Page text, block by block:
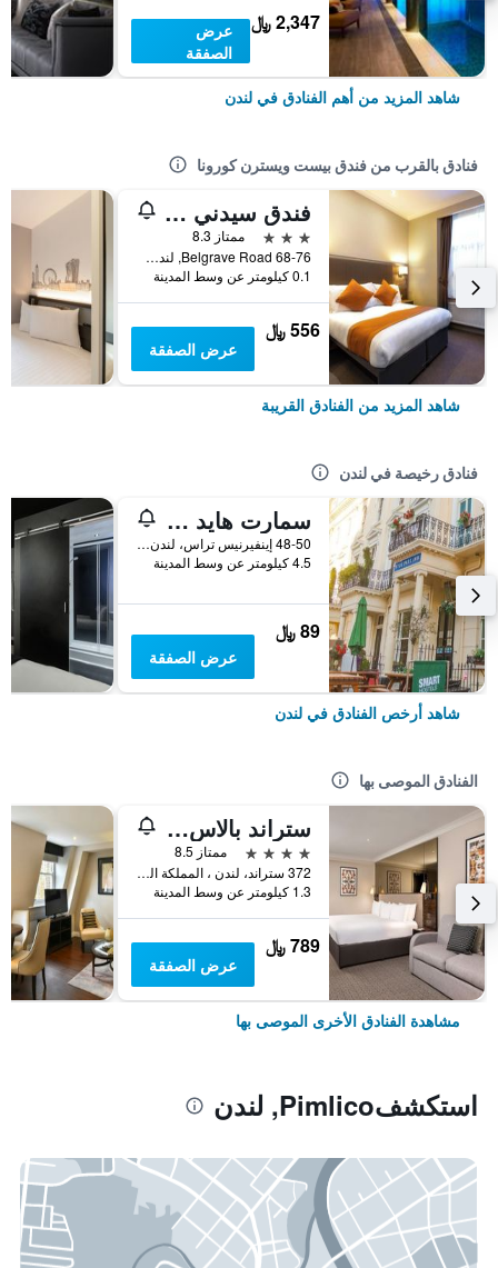
2,347 ﷼
عرض
الصفقة
شاهد المزيد من أهم الفنادق في لندن
فنادق بالقرب من فندق بيست ويسترن كورونا
فندق سيدني لندن - فيكتوريا
3 نجوم
ممتاز 8.3
68-76 Belgrave Road, لندن, المملكة المتحدة
0.1 كيلومتر عن وسط المدينة
556 ﷼
عرض الصفقة
شاهد المزيد من الفنادق القريبة
فنادق رخيصة في لندن
سمارت هايد بارك إن هوستل
48-50 إينفيرنيس تراس، لندن ، المملكة المتحدة, لندن, المملكة المتحدة
4.5 كيلومتر عن وسط المدينة
89 ﷼
عرض الصفقة
شاهد أرخص الفنادق في لندن
الفنادق الموصى بها
ستراند بالاس هوتل
4 نجوم
ممتاز 8.5
372 ستراند، لندن ، المملكة المتحدة, لندن, المملكة المتحدة
1.3 كيلومتر عن وسط المدينة
789 ﷼
عرض الصفقة
مشاهدة الفنادق الأخرى الموصى بها
استكشفPimlico, لندن